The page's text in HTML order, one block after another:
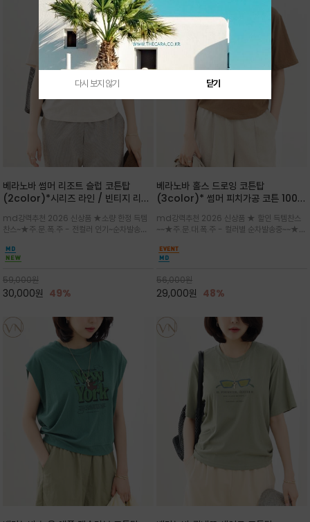
베라노바 썸머 리조트 슬럽 코튼탑
(2color)*시리즈 라인 / 빈티지 리조
는 가벼운 코튼 터치의 반팔 티셔츠입니
다
md강력추천 2026 신상품 ★소량 한정 득템
찬스~★주.문.폭.주 - 전컬러 인기~순차발송중
아(Sepia)나 파스텔 톤의 해변 풍경으로 세련
된 뮤트톤 컬러 팔레트로 빈티지한 무드의 선샤
인 프린트가 더해져 담백하면서도 감각
59,000원
30,000원 49%
베라노바 홀스 드로잉 코튼탑
(3color)* 썸머 피치가공 코튼 100프
의 미를 살려 말의 윤곽선만 스케치하여
감성을 담은 아이템
md강력추천 2026 신상품 ★ 할인 득템찬스
~~★주.문.대.폭.주 - 컬러별 순차발송중~~★프
말(Horse) 드로잉 티셔츠는 여유로운 실루엣과
감각적인 아트워크로 고급스러운 여름 스타일링
을 완성할 수 있습니다
56,000원
29,000원 48%
다시 보지 않기 닫기